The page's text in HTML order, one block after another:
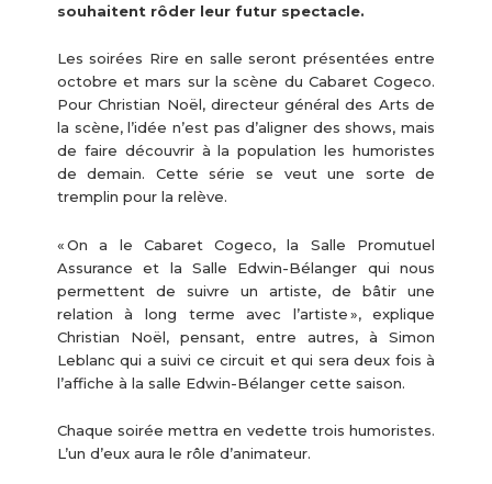
souhaitent rôder leur futur spectacle.
Les soirées Rire en salle seront présentées entre
octobre et mars sur la scène du Cabaret Cogeco.
Pour Christian Noël, directeur général des Arts de
la scène, l’idée n’est pas d’aligner des shows, mais
de faire découvrir à la population les humoristes
de demain. Cette série se veut une sorte de
tremplin pour la relève.
« On a le Cabaret Cogeco, la Salle Promutuel
Assurance et la Salle Edwin-Bélanger qui nous
permettent de suivre un artiste, de bâtir une
relation à long terme avec l’artiste », explique
Christian Noël, pensant, entre autres, à Simon
Leblanc qui a suivi ce circuit et qui sera deux fois à
l’affiche à la salle Edwin-Bélanger cette saison.
Chaque soirée mettra en vedette trois humoristes.
L’un d’eux aura le rôle d’animateur.